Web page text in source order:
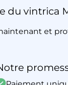
du vintrica
et